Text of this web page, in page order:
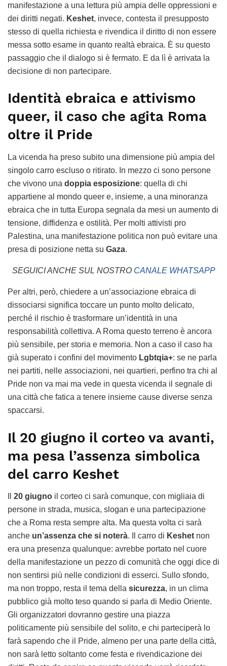
manifestazione a una lettura più ampia delle oppressioni e
dei diritti negati. Keshet, invece, contesta il presupposto
stesso di quella richiesta e rivendica il diritto di non essere
messa sotto esame in quanto realtà ebraica. È su questo
passaggio che il dialogo si è fermato. E da lì è arrivata la
decisione di non partecipare.
Identità ebraica e attivismo
queer, il caso che agita Roma
oltre il Pride
La vicenda ha preso subito una dimensione più ampia del
singolo carro escluso o ritirato. In mezzo ci sono persone
che vivono una doppia esposizione: quella di chi
appartiene al mondo queer e, insieme, a una minoranza
ebraica che in tutta Europa segnala da mesi un aumento di
tensione, diffidenza e ostilità. Per molti attivisti pro
Palestina, una manifestazione politica non può evitare una
presa di posizione netta su Gaza.
SEGUICI ANCHE SUL NOSTRO CANALE WHATSAPP
Per altri, però, chiedere a un’associazione ebraica di
dissociarsi significa toccare un punto molto delicato,
perché il rischio è trasformare un’identità in una
responsabilità collettiva. A Roma questo terreno è ancora
più sensibile, per storia e memoria. Non a caso il caso ha
già superato i confini del movimento Lgbtqia+: se ne parla
nei partiti, nelle associazioni, nei quartieri, perfino tra chi al
Pride non va mai ma vede in questa vicenda il segnale di
una città che fatica a tenere insieme cause diverse senza
spaccarsi.
Il 20 giugno il corteo va avanti,
ma pesa l’assenza simbolica
del carro Keshet
20 giugno il corteo ci sarà comunque, con migliaia di
persone in strada, musica, slogan e una partecipazione
che a Roma resta sempre alta. Ma questa volta ci sarà
anche un’assenza che si noterà. Il carro di Keshet non
era una presenza qualunque: avrebbe portato nel cuore
della manifestazione un pezzo di comunità che oggi dice di
non sentirsi più nelle condizioni di esserci. Sullo sfondo,
ma non troppo, resta il tema della sicurezza, in un clima
pubblico già molto teso quando si parla di Medio Oriente.
Gli organizzatori dovranno gestire una piazza
politicamente più sensibile del solito, e chi parteciperà lo
farà sapendo che il Pride, almeno per una parte della città,
non sarà letto soltanto come festa e rivendicazione dei